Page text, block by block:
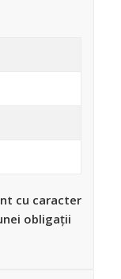
cu caracter
obligații